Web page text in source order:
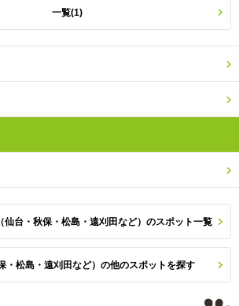
一覧(1)
仙台・秋保・松島・遠刈田など）のスポット一覧
・松島・遠刈田など）の他のスポットを探す